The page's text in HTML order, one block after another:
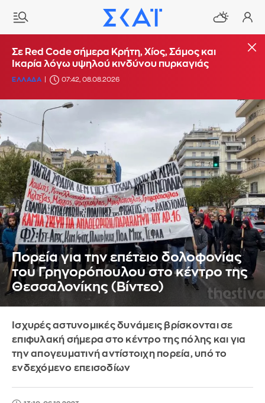
Σε Red Code σήμερα Κρήτη, Χίος, Σάμος και
Ικαρία λόγω υψηλού κινδύνου πυρκαγιάς
ΕΛΛΑΔΑ 07:42, 08.08.2026
Πορεία για την επέτειο δολοφονίας
του Γρηγορόπουλου στο κέντρο της
Θεσσαλονίκης (Βίντεο)
Ισχυρές αστυνομικές δυνάμεις βρίσκονται σε
επιφυλακή σήμερα στο κέντρο της πόλης και για
την απογευματινή αντίστοιχη πορεία, υπό το
ενδεχόμενο επεισοδίων